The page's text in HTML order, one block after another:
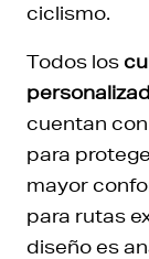
ciclismo.
Todos los
cuentan
para
mayor
para rutas
diseño es